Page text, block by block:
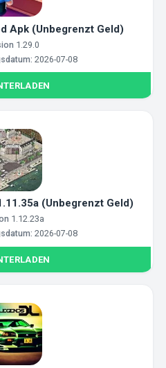
Apk (Unbegrenzt Geld)
1.29.0
2026-07-08
(Unbegrenzt Geld)
1.12.23a
2026-07-08